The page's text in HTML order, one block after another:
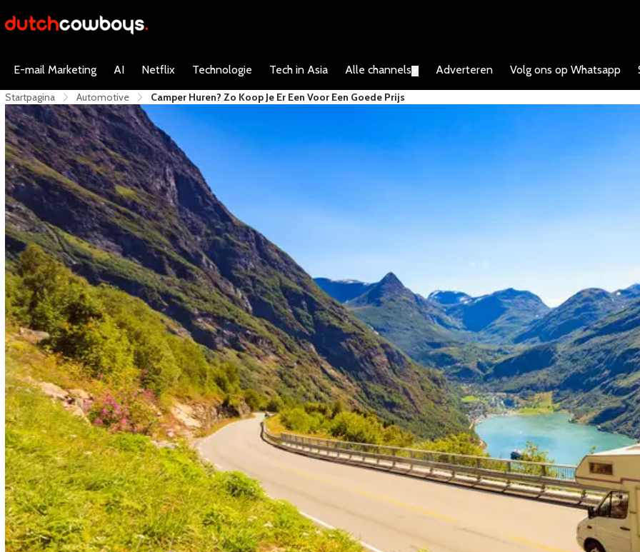
E-mail Marketing AI Netflix Technologie Tech in Asia Alle channels Adverteren Volg ons op Whatsapp
Startpagina Automotive Camper Huren? Zo Koop Je Er Een Voor Een Goede Prijs